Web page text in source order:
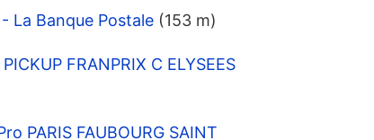
- La Banque Postale (153 m)
FRANPRIX C ELYSEES
PARIS FAUBOURG SAINT